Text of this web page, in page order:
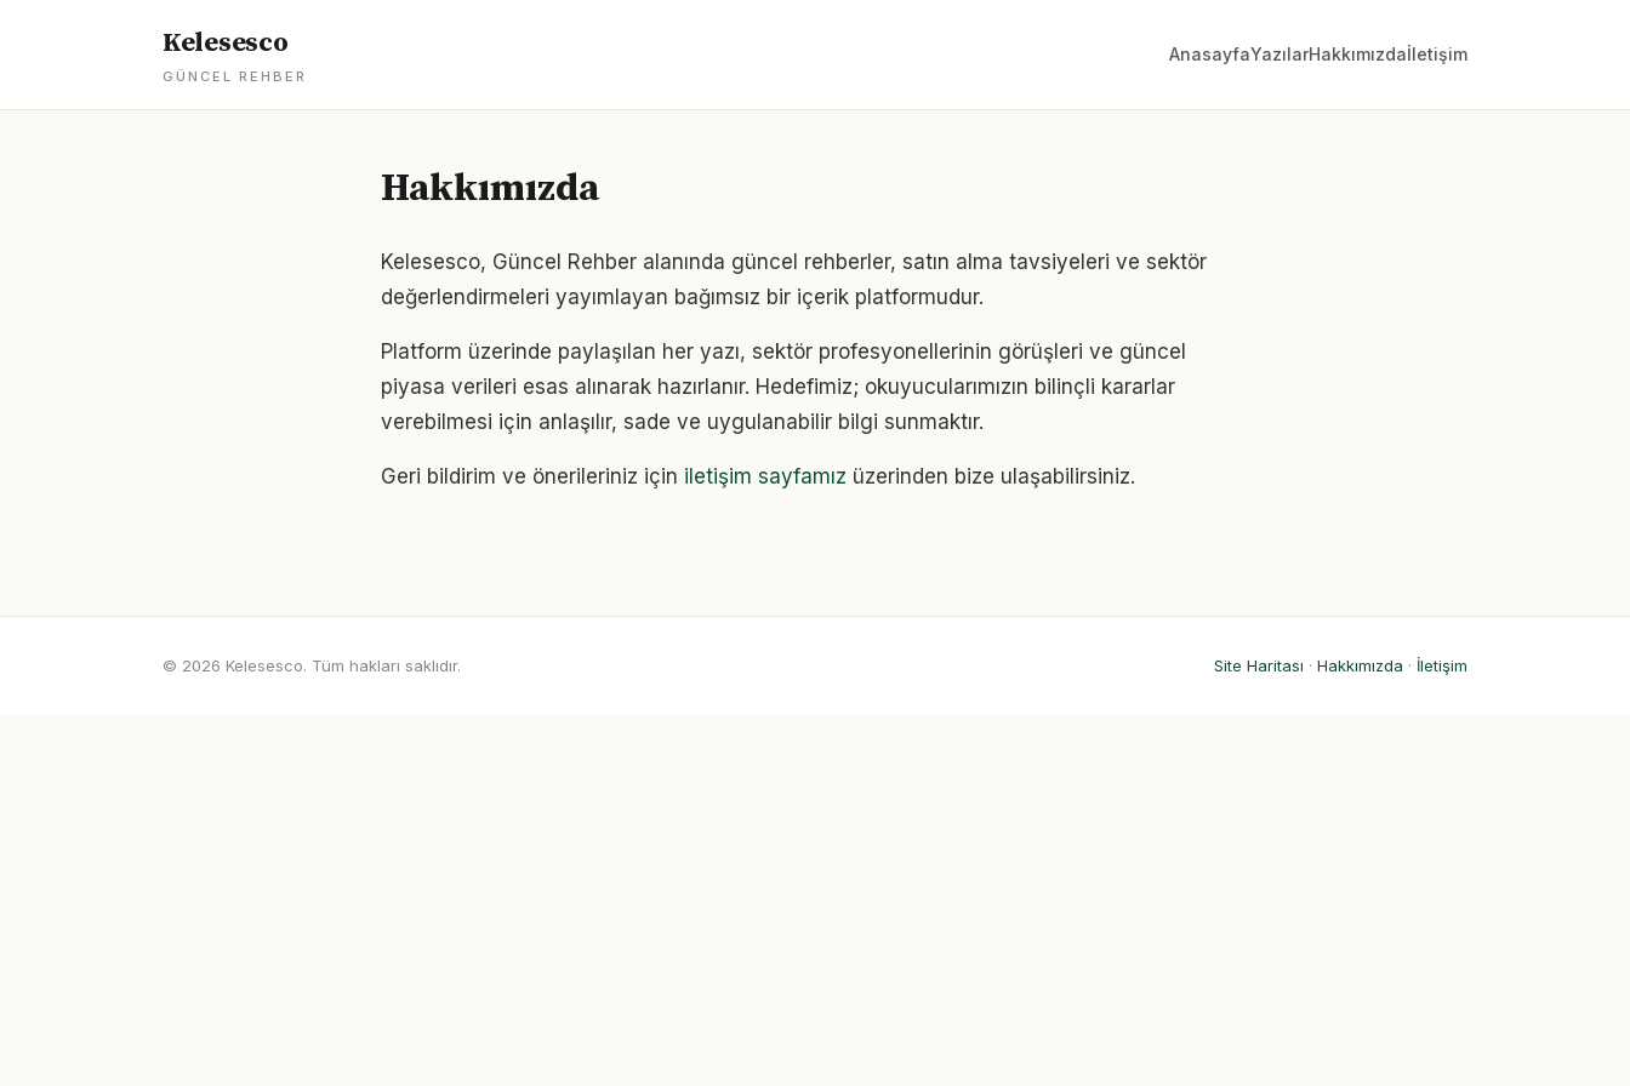
Kelesesco
GÜNCEL REHBER
AnasayfaYazılarHakkımızdaİletişim
Hakkımızda
Kelesesco, Güncel Rehber alanında güncel rehberler, satın alma tavsiyeleri ve sektör
değerlendirmeleri yayımlayan bağımsız bir içerik platformudur.
Platform üzerinde paylaşılan her yazı, sektör profesyonellerinin görüşleri ve güncel
piyasa verileri esas alınarak hazırlanır. Hedefimiz; okuyucularımızın bilinçli kararlar
verebilmesi için anlaşılır, sade ve uygulanabilir bilgi sunmaktır.
Geri bildirim ve önerileriniz için iletişim sayfamız üzerinden bize ulaşabilirsiniz.
© 2026 Kelesesco. Tüm hakları saklıdır. Site Haritası · Hakkımızda · İletişim